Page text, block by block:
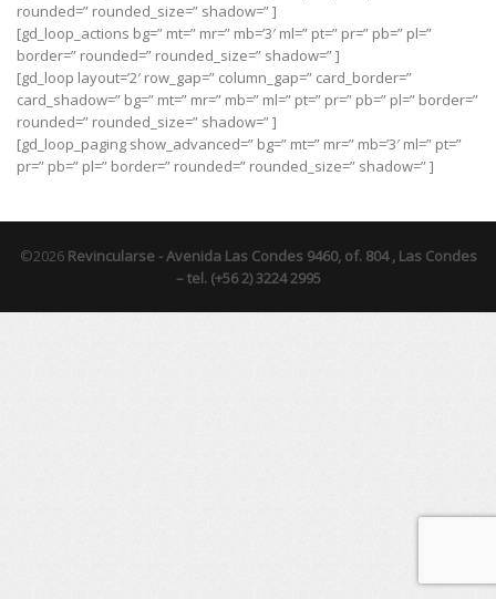
rounded=” rounded_size=” shadow=” ]
[gd_loop_actions bg=” mt=” mr=” mb=’3′ ml=” pt=” pr=” pb=” pl=”
border=” rounded=” rounded_size=” shadow=” ]
[gd_loop layout=’2′ row_gap=” column_gap=” card_border=”
card_shadow=” bg=” mt=” mr=” mb=” ml=” pt=” pr=” pb=” pl=” border=”
rounded=” rounded_size=” shadow=” ]
[gd_loop_paging show_advanced=” bg=” mt=” mr=” mb=’3′ ml=” pt=”
pr=” pb=” pl=” border=” rounded=” rounded_size=” shadow=” ]
©2026Revincularse -Avenida Las Condes 9460, of. 804 , Las Condes
– tel. (+56 2) 3224 2995